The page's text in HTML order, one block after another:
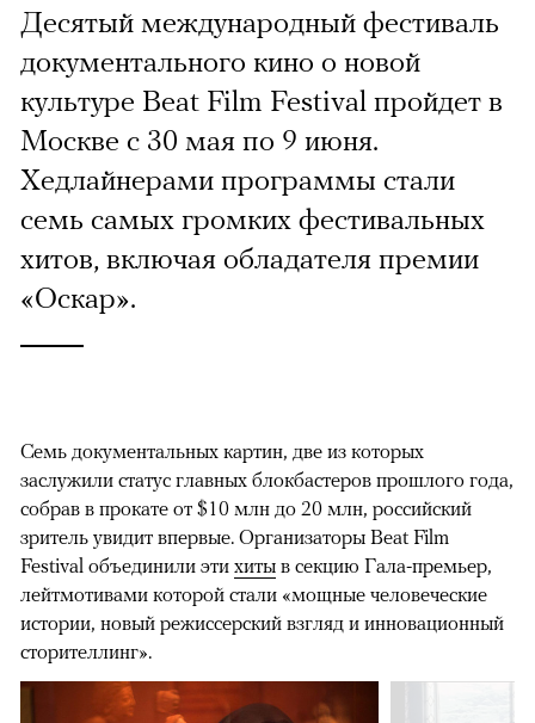
Десятый международный фестиваль
документального кино о новой
культуре Beat Film Festival пройдет в
Москве с 30 мая по 9 июня.
Хедлайнерами программы стали
семь самых громких фестивальных
хитов, включая обладателя премии
«Оскар».
Семь документальных картин, две из которых
заслужили статус главных блокбастеров прошлого года,
собрав в прокате от $10 млн до 20 млн, российский
зритель увидит впервые. Организаторы Beat Film
Festival объединили эти хиты в секцию Гала-премьер,
лейтмотивами которой стали «мощные человеческие
истории, новый режиссерский взгляд и инновационный
сторителлинг».